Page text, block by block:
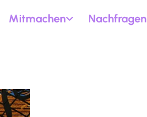
Mitmachen Nachfragen